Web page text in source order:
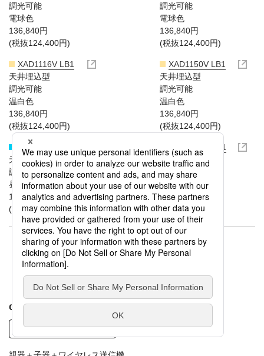
調光可能
電球色
136,840円
(税抜124,400円)
XAD1116V LB1
天井埋込型
調光可能
温白色
136,840円
(税抜124,400円)
XAD1116N LB1
天井埋込型
調光可能
昼白色
136,840円
(税抜124,400円)
調光可能
電球色
136,840円
(税抜124,400円)
XAD1150V LB1
天井埋込型
調光可能
温白色
136,840円
(税抜124,400円)
XAD1150N LB1
天井埋込型
調光可能
昼白色
136,840円
(税抜124,400円)
調光可能
高演色Ra95
φ100 集光タイプ 高気密SB形
100形電球1灯器具相当